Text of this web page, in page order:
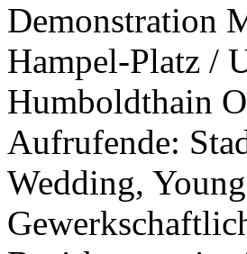
Demonstration
Hampel-Platz /
Humboldthain
Aufrufende:
Wedding,